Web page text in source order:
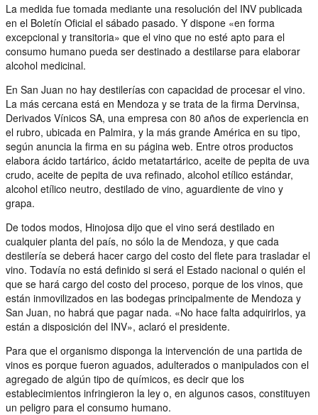
La medida fue tomada mediante una resolución del INV publicada
en el Boletín Oficial el sábado pasado. Y dispone «en forma
excepcional y transitoria» que el vino que no esté apto para el
consumo humano pueda ser destinado a destilarse para elaborar
alcohol medicinal.
En San Juan no hay destilerías con capacidad de procesar el vino.
La más cercana está en Mendoza y se trata de la firma Dervinsa,
Derivados Vínicos SA, una empresa con 80 años de experiencia en
el rubro, ubicada en Palmira, y la más grande América en su tipo,
según anuncia la firma en su página web. Entre otros productos
elabora ácido tartárico, ácido metatartárico, aceite de pepita de uva
crudo, aceite de pepita de uva refinado, alcohol etílico estándar,
alcohol etílico neutro, destilado de vino, aguardiente de vino y
grapa.
De todos modos, Hinojosa dijo que el vino será destilado en
cualquier planta del país, no sólo la de Mendoza, y que cada
destilería se deberá hacer cargo del costo del flete para trasladar el
vino. Todavía no está definido si será el Estado nacional o quién el
que se hará cargo del costo del proceso, porque de los vinos, que
están inmovilizados en las bodegas principalmente de Mendoza y
San Juan, no habrá que pagar nada. «No hace falta adquirirlos, ya
están a disposición del INV», aclaró el presidente.
Para que el organismo disponga la intervención de una partida de
vinos es porque fueron aguados, adulterados o manipulados con el
agregado de algún tipo de químicos, es decir que los
establecimientos infringieron la ley o, en algunos casos, constituyen
un peligro para el consumo humano.